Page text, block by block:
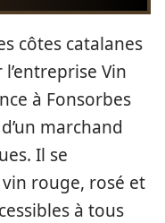
côtes catalanes
Vin
à Fonsorbes
marchand
Il se
rouge, rosé et
à tous